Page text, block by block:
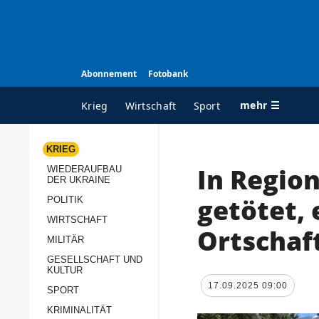
Abonnement Fotobank
Krieg Wirtschaft Sport mehr ☰
ALLE RUBRIKEN
Wiederaufbau der
Politik
Militär
KRIEG
WIEDERAUFBAU
DER UKRAINE
POLITIK
WIRTSCHAFT
MILITÄR
GESELLSCHAFT UND
KULTUR
SPORT
KRIMINALITÄT
In
getötet,
17.09.2025 09:00